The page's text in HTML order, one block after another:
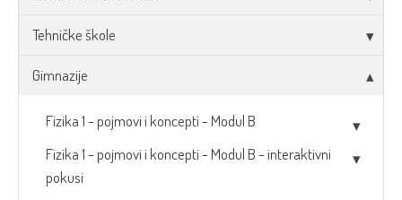
Tehničke škole
Gimnazije
Fizika 1 - pojmovi i koncepti - Modul B
Fizika 1 - pojmovi i koncepti - Modul B - interaktivni
pokusi